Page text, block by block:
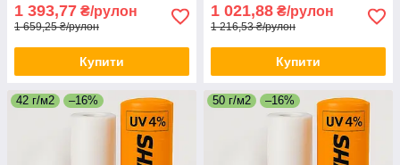
1 393,77 ₴/рулон
1 659,25 ₴/рулон
Купити
1 021,88 ₴/рулон
1 216,53 ₴/рулон
Купити
42 г/м2 –16% 50 г/м2 –16%